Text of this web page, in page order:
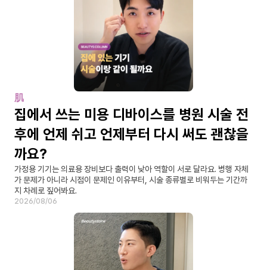
肌
집에서 쓰는 미용 디바이스를 병원 시술 전
후에 언제 쉬고 언제부터 다시 써도 괜찮을
까요?
가정용 기기는 의료용 장비보다 출력이 낮아 역할이 서로 달라요. 병행 자체
가 문제가 아니라 시점이 문제인 이유부터, 시술 종류별로 비워두는 기간까
지 차례로 짚어봐요.
2026/08/06